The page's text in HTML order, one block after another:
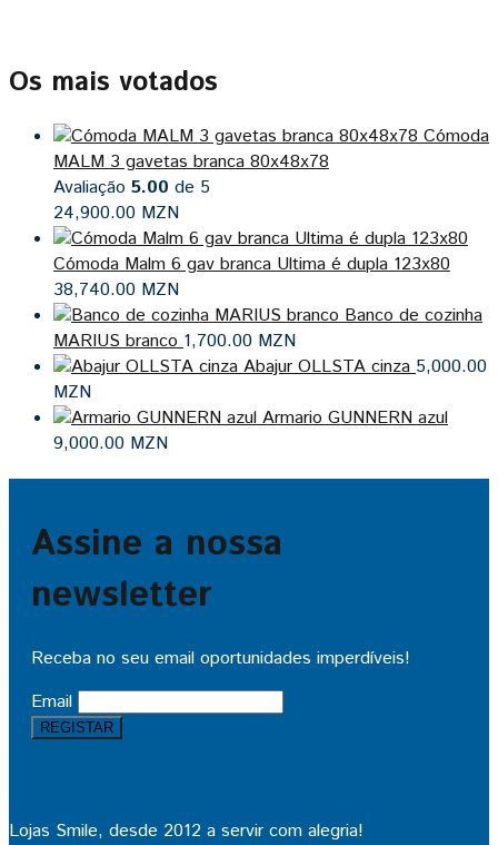
Os mais votados
Cómoda
MALM 3 gavetas branca 80x48x78
Avaliação 5.00 de 5
24,900.00 MZN
Cómoda Malm 6 gav branca Ultima é dupla 123x80
38,740.00 MZN
Banco de cozinha
MARIUS branco 1,700.00 MZN
Abajur OLLSTA cinza 5,000.00
MZN
Armario GUNNERN azul
9,000.00 MZN
Assine a nossa
newsletter
Receba no seu email oportunidades imperdíveis!
Email
Lojas Smile, desde 2012 a servir com alegria!